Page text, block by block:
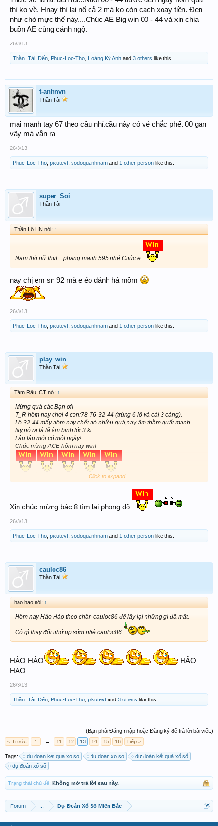
thì ko về. Hnay thì lại nổ cả 2 mà ko còn cách xoay tiền. Đen
như chó mực thế này....Chúc AE Big win 00 - 44 và xin chia
buồn AE cùng cảnh ngộ.
26/3/13
Thần_Tài_Đến Phuc-Loc-Tho Hoàng Kỳ Anh and 3 others like this.
t-anhnvn
Thần Tài
mai mạnh tay 67 theo cầu nhỉ,cầu này có vẻ chắc phết 00 gan
vậy mà vẫn ra
26/3/13
Phuc-Loc-Tho pikutevt sodoquanhnam and 1 other person like this.
super_Soi
Thần Tài
Thần Lô HN nói: ↑
Nam thò nữ thụt....phang mạnh 595 nhé.Chúc e
nay chị em sn 92 mà e éo đánh há mồm
26/3/13
Phuc-Loc-Tho pikutevt sodoquanhnam and 1 other person like this.
play_win
Thần Tài
Tám Râu_CT nói: ↑
Mừng quá các Bạn ơi!
T_R hôm nay chơi 4 con:78-76-32-44 (trúng 6 lô và cái 3 càng).
Lô 32-44 mấy hôm nay chết nó nhiều quá,nay âm thầm quất mạnh
tay,nó ra tá lả âm binh tới 3 ki.
Lâu lâu mới có một ngày!
Chúc mừng ACE hôm nay win!
Click to expand...
Xin chúc mừng bác 8 tìm lại phong độ
26/3/13
Phuc-Loc-Tho pikutevt sodoquanhnam and 1 other person like this.
cauloc86
Thần Tài
hao hao nói: ↑
Hôm nay Hảo Hảo theo chân cauloc86 để lấy lại những gì đã mất.
Có gì thay đổi nhớ up sớm nhé cauloc86
HẢO HẢO
HẢO
HẢO
26/3/13
Thần_Tài_Đến Phuc-Loc-Tho pikutevt and 3 others like this.
(Bạn phải Đăng nhập hoặc Đăng ký để trả lời bài viết.)
< Trước
1 ← 11 12 13 14 15 16 Tiếp >
Tags: du doan ket qua xo so du doan xo so
dự đoán kết quả xổ số
dự đoán xổ số
Trạng thái chủ đề: Không mở trả lời sau này.
Forum Dự Đoán Xổ Số Miền Bắc